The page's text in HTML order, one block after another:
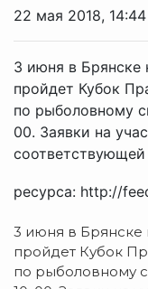
22 мая 2018, 14:44
3 июня в Брянске
пройдет Кубок
по рыболовному
00. Заявки на
ресурса: http://
3 июня в
пройдет Кубок
по рыболовному